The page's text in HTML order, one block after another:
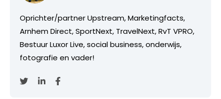
Oprichter/partner Upstream, Marketingfacts,
Arnhem Direct, SportNext, TravelNext, RvT VPRO,
Bestuur Luxor Live, social business, onderwijs,
fotografie en vader!